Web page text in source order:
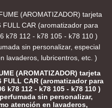
(AROMATIZADOR) tarjeta
CAR (aromatizador para
k78 112 - k78 105 - k78 110 )
sin personalizar,
atención en lavaderos,